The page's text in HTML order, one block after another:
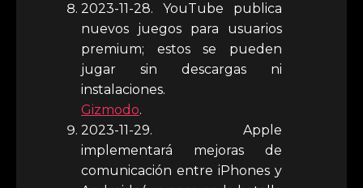
2023-11-28. YouTube publica
nuevos juegos para usuarios
premium; estos se pueden
jugar sin descargas ni
instalaciones.
Gizmodo.
2023-11-29. Apple
implementará mejoras de
comunicación entre iPhones y